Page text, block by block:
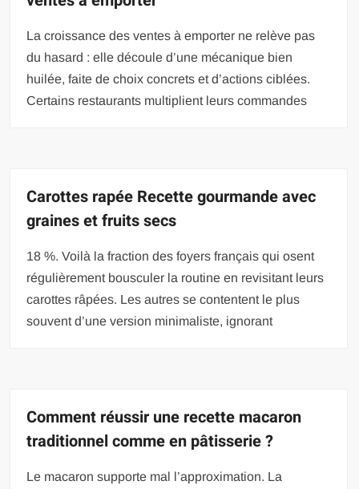
La croissance des ventes à emporter ne relève pas
du hasard : elle découle d’une mécanique bien
huilée, faite de choix concrets et d’actions ciblées.
Certains restaurants multiplient leurs commandes
Carottes rapée Recette gourmande avec
graines et fruits secs
18 %. Voilà la fraction des foyers français qui osent
régulièrement bousculer la routine en revisitant leurs
carottes râpées. Les autres se contentent le plus
souvent d’une version minimaliste, ignorant
Comment réussir une recette macaron
traditionnel comme en pâtisserie ?
Le macaron supporte mal l’approximation. La